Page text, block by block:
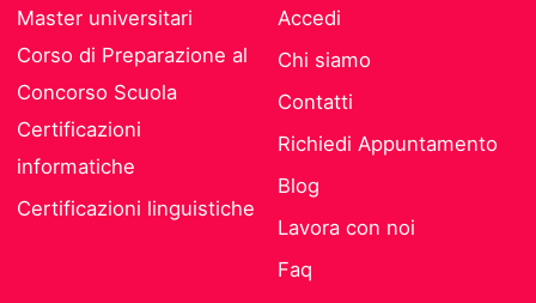
Master universitari
Corso di Preparazione al
Concorso Scuola
Certificazioni
informatiche
Certificazioni linguistiche
Accedi
Chi siamo
Contatti
Richiedi Appuntamento
Blog
Lavora con noi
Faq